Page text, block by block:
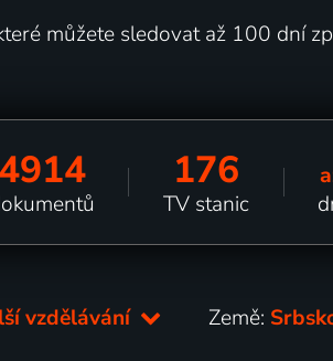
můžete sledovat až 100 dní
4914 176
TV stanic
vzdělávání Země: